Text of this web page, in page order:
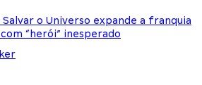
o Universo expande a franquia
“herói” inesperado